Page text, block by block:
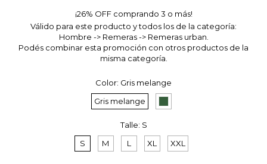
¡26% OFF comprando 3 o más!
Válido para este producto y todos los de la categoría:
Hombre -> Remeras -> Remeras urban.
Podés combinar esta promoción con otros productos de la
misma categoría.
Color: Gris melange
Gris melange
Talle: S
S
M L XL XXL